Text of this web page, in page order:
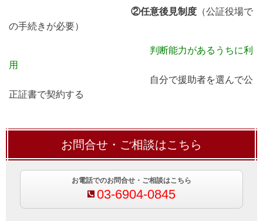
②任意後見制度 （公証役場で
の手続きが必要）
判断能力があるうちに利
用
自分で援助者を選んで公
正証書で契約する
お問合せ・ご相談はこちら
お電話でのお問合せ・ご相談はこちら
03-6904-0845